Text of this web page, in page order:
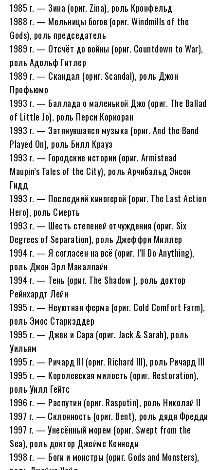
1985 г. — Зина (ориг. Zina), роль Кронфельд
1988 г. — Мельницы богов (ориг. Windmills of the
Gods), роль председатель
1989 г. — Отсчёт до войны (ориг. Countdown to War),
роль Адольф Гитлер
1989 г. — Скандал (ориг. Scandal), роль Джон
Профьюмо
1993 г. — Баллада о маленькой Джо (ориг. The Ballad
of Little Jo), роль Перси Коркоран
1993 г. — Затянувшаяся музыка (ориг. And the Band
Played On), роль Билл Крауз
1993 г. — Городские истории (ориг. Armistead
Maupin’s Tales of the City), роль Арчибальд Энсон
Гидд
1993 г. — Последний киногерой (ориг. The Last Action
Hero), роль Смерть
1993 г. — Шесть степеней отчуждения (ориг. Six
Degrees of Separation), роль Джеффри Миллер
1994 г. — Я согласен на всё (ориг. I’ll Do Anything),
роль Джон Эрл Макалпайн
1994 г. — Тень (ориг. The Shadow ), роль доктор
Рейнхардт Лейн
1995 г. — Неуютная ферма (ориг. Cold Comfort Farm),
роль Эмос Старкэддер
1995 г. — Джек и Сара (ориг. Jack & Sarah), роль
Уильям
1995 г. — Ричард III (ориг. Richard III), роль Ричард III
1995 г. — Королевская милость (ориг. Restoration),
роль Уилл Гейтс
1996 г. — Распутин (ориг. Rasputin), роль Николай II
1997 г. — Склонность (ориг. Bent), роль дядя Фредди
1997 г. — Унесённый морем (ориг. Swept from the
Sea), роль доктор Джеймс Кеннеди
1998 г. — Боги и монстры (ориг. Gods and Monsters),